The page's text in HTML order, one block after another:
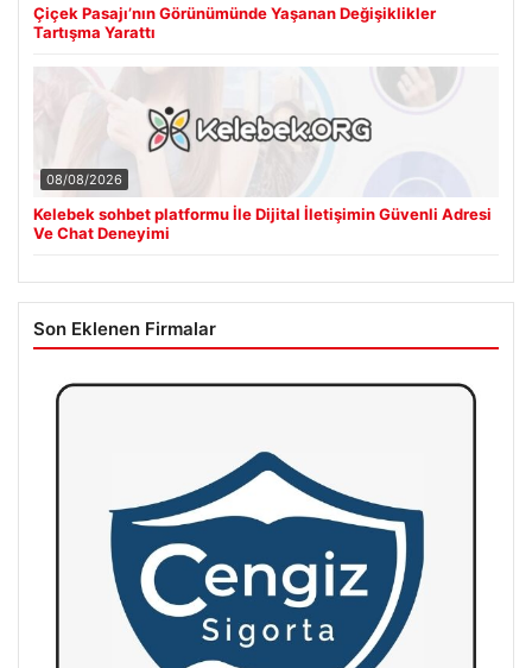
Çiçek Pasajı’nın Görünümünde Yaşanan Değişiklikler
Tartışma Yarattı
08/08/2026
Kelebek sohbet platformu İle Dijital İletişimin Güvenli Adresi
Ve Chat Deneyimi
Son Eklenen Firmalar